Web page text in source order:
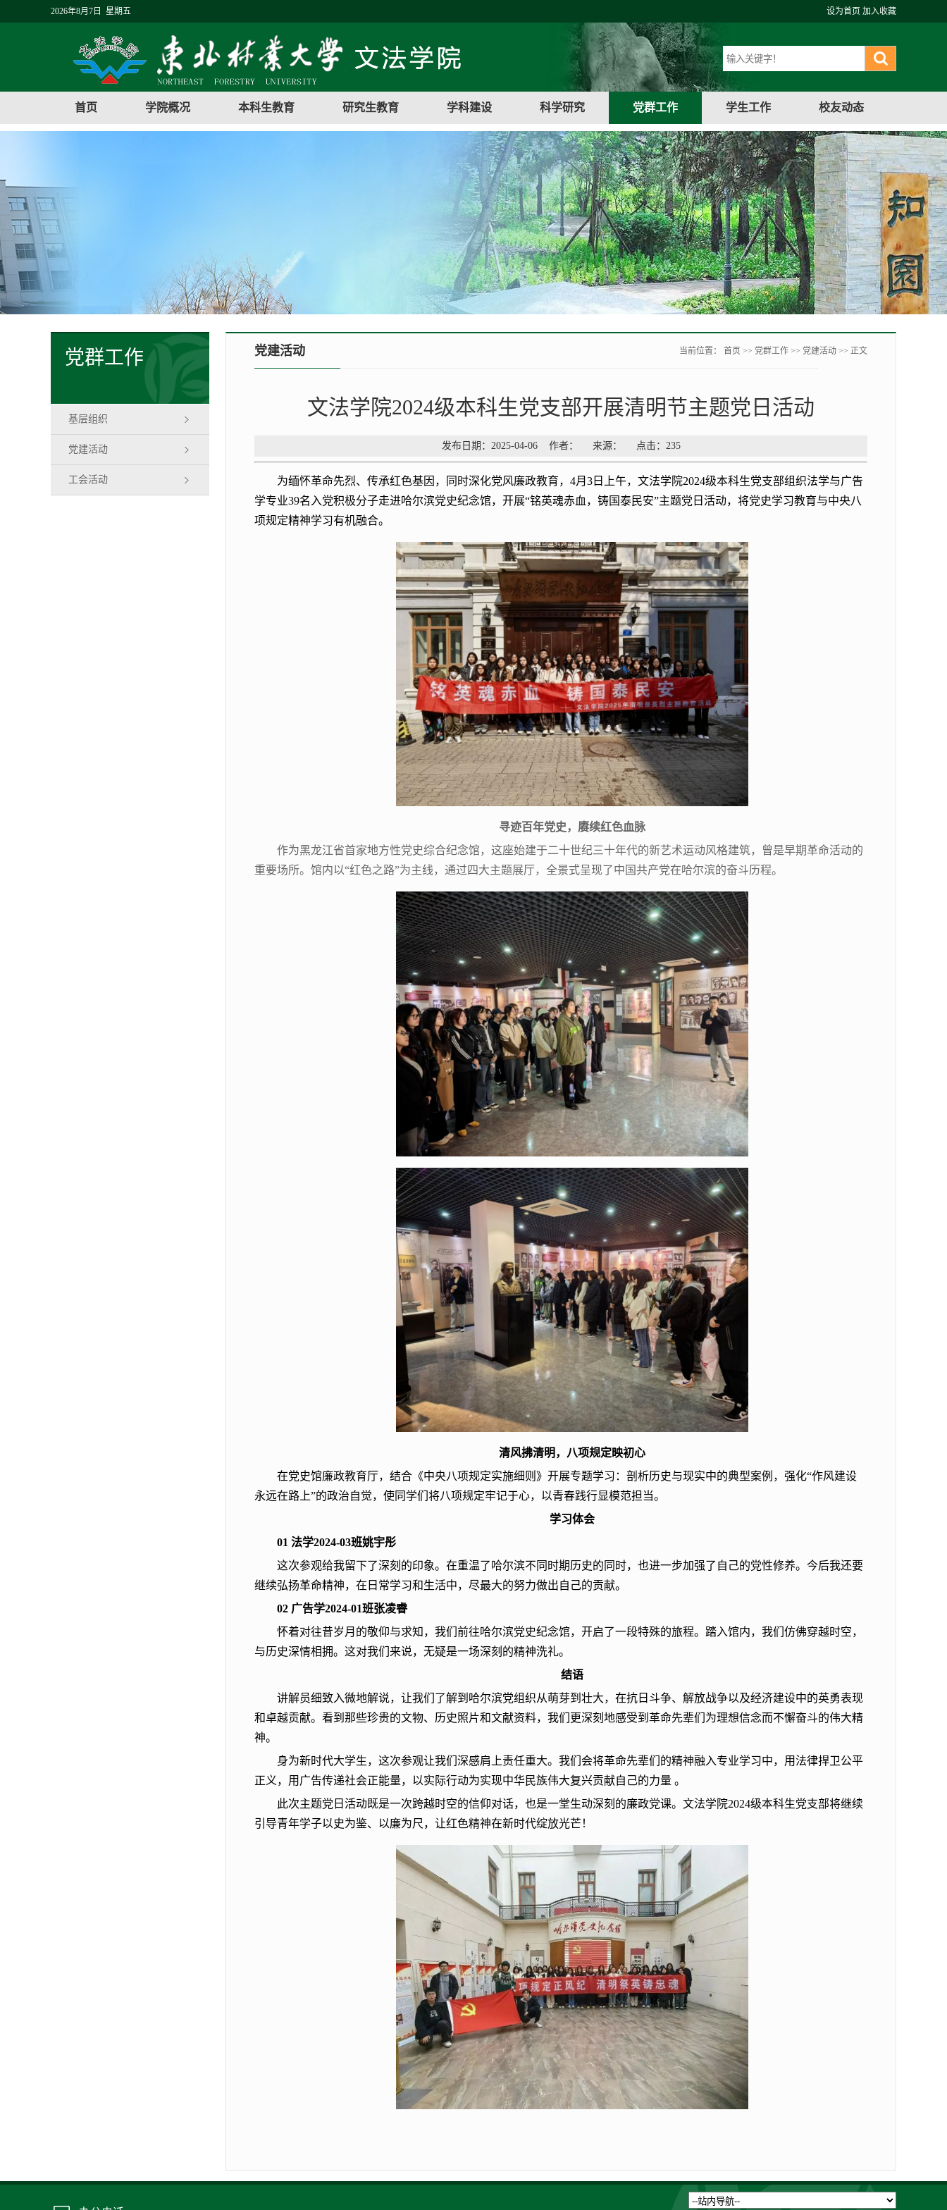
2026年8月7日 星期五 设为首页 加入收藏
首页 学院概况 本科生教育 研究生教育 学科建设 科学研究 党群工作 学生工作 校友动态
党群工作
基层组织
党建活动
工会活动
党建活动 当前位置： 首页 >> 党群工作 >> 党建活动 >> 正文
文法学院2024级本科生党支部开展清明节主题党日活动
发布日期：2025-04-06 作者： 来源： 点击： 235
为缅怀革命先烈、传承红色基因，同时深化党风廉政教育，4月3日上午，文法学院2024级本科生党支部组织法学与广告
学专业39名入党积极分子走进哈尔滨党史纪念馆，开展“铭英魂赤血，铸国泰民安”主题党日活动，将党史学习教育与中央八
项规定精神学习有机融合。
寻迹百年党史，赓续红色血脉
作为黑龙江省首家地方性党史综合纪念馆，这座始建于二十世纪三十年代的新艺术运动风格建筑，曾是早期革命活动的
重要场所。馆内以“红色之路”为主线，通过四大主题展厅，全景式呈现了中国共产党在哈尔滨的奋斗历程。
清风拂清明，八项规定映初心
在党史馆廉政教育厅，结合《中央八项规定实施细则》开展专题学习：剖析历史与现实中的典型案例，强化“作风建设
永远在路上”的政治自觉，使同学们将八项规定牢记于心，以青春践行显模范担当。
学习体会
01 法学2024-03班姚宇彤
这次参观给我留下了深刻的印象。在重温了哈尔滨不同时期历史的同时，也进一步加强了自己的党性修养。今后我还要
继续弘扬革命精神，在日常学习和生活中，尽最大的努力做出自己的贡献。
02 广告学2024-01班张凌睿
怀着对往昔岁月的敬仰与求知，我们前往哈尔滨党史纪念馆，开启了一段特殊的旅程。踏入馆内，我们仿佛穿越时空，
与历史深情相拥。这对我们来说，无疑是一场深刻的精神洗礼。
结语
讲解员细致入微地解说，让我们了解到哈尔滨党组织从萌芽到壮大，在抗日斗争、解放战争以及经济建设中的英勇表现
和卓越贡献。看到那些珍贵的文物、历史照片和文献资料，我们更深刻地感受到革命先辈们为理想信念而不懈奋斗的伟大精
神。
身为新时代大学生，这次参观让我们深感肩上责任重大。我们会将革命先辈们的精神融入专业学习中，用法律捍卫公平
正义，用广告传递社会正能量，以实际行动为实现中华民族伟大复兴贡献自己的力量 。
此次主题党日活动既是一次跨越时空的信仰对话，也是一堂生动深刻的廉政党课。文法学院2024级本科生党支部将继续
引导青年学子以史为鉴、以廉为尺，让红色精神在新时代绽放光芒！